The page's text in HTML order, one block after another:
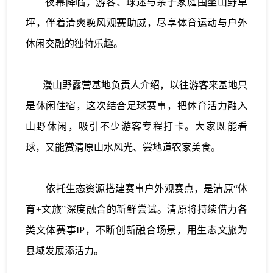
夜幕降临，游客、球迷与亲子家庭围坐山野草
坪，伴着清爽晚风观赛助威，尽享体育运动与户外
休闲交融的独特乐趣。
漫山野露营基地负责人介绍，以往游客来基地只
是休闲住宿，这次结合足球赛事，把体育活力融入
山野休闲，吸引不少游客专程打卡。大家既能看
球，又能赏清原山水风光、尝地道农家美食。
依托生态资源搭建赛事户外观赛点，是清原“体
育+文旅”深度融合的新鲜尝试。清原将持续借力各
类文体赛事IP，不断创新融合场景，用生态文旅为
县域发展添活力。